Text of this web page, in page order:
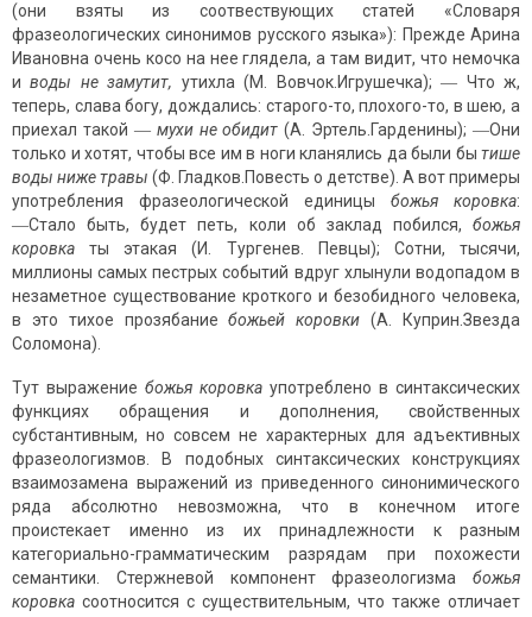
(они взяты из соотвествующих статей «Словаря
фразеологических синонимов русского языка»): Прежде Арина
Ивановна очень косо на нее глядела, а там видит, что немочка
иводы не замутит, утихла (М. Вовчок.Игрушечка); ― Что ж,
теперь, слава богу, дождались: старого-то, плохого-то, в шею, а
приехал такой ― мухи не обидит(А. Эртель.Гарденины); ―Они
только и хотят, чтобы все им в ноги кланялись да были бы тише
воды ниже травы (Ф. Гладков.Повесть о детстве). А вот примеры
употребления фразеологической единицы божья коровка:
―Стало быть, будет петь, коли об заклад побился, божья
коровка ты этакая (И. Тургенев. Певцы); Сотни, тысячи,
миллионы самых пестрых событий вдруг хлынули водопадом в
незаметное существование кроткого и безобидного человека,
в это тихое прозябаниебожьей коровки (А. Куприн.Звезда
Соломона).
Тут выражение божья коровка употреблено в синтаксических
функциях обращения и дополнения, свойственных
субстантивным, но совсем не характерных для адъективных
фразеологизмов. В подобных синтаксических конструкциях
взаимозамена выражений из приведе­нного синонимического
ряда абсолютно невозможна, что в конечном итоге
проистекает именно из их принадлежности к разным
категориально-грамматическим разрядам при похожести
семантики. Стержневой компонент фразеологизма божья
коровка соотносится с существительным, что также отличает